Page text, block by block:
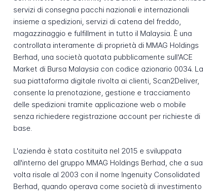
servizi di consegna pacchi nazionali e internazionali
insieme a spedizioni, servizi di catena del freddo,
magazzinaggio e fulfillment in tutto il Malaysia. È una
controllata interamente di proprietà di MMAG Holdings
Berhad, una società quotata pubblicamente sull'ACE
Market di Bursa Malaysia con codice azionario 0034. La
sua piattaforma digitale rivolta ai clienti, Scan2Deliver,
consente la prenotazione, gestione e tracciamento
delle spedizioni tramite applicazione web o mobile
senza richiedere registrazione account per richieste di
base.
L'azienda è stata costituita nel 2015 e sviluppata
all'interno del gruppo MMAG Holdings Berhad, che a sua
volta risale al 2003 con il nome Ingenuity Consolidated
Berhad, quando operava come società di investimento